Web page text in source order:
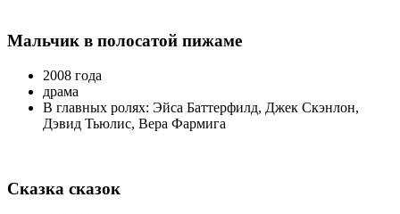
Мальчик в полосатой пижаме
2008 года
драма
В главных ролях: Эйса Баттерфилд, Джек Скэнлон,
Дэвид Тьюлис, Вера Фармига
Сказка сказок